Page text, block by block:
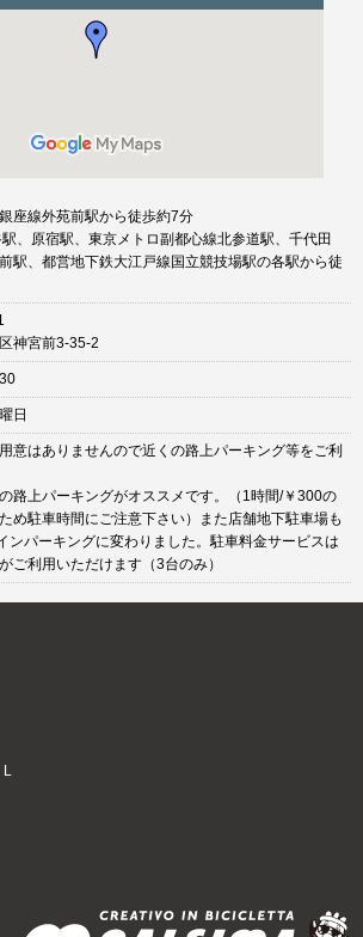
座線外苑前駅から徒歩約7分
、原宿駅、東京メトロ副都心線北参道駅、千代田
駅、都営地下鉄大江戸線国立競技場駅の各駅から徒
神宮前3-35-2
日
意はありませんので近くの路上パーキング等をご利
路上パーキングがオススメです。（1時間/￥300の
め駐車時間にご注意下さい）また店舗地下駐車場も
ンパーキングに変わりました。駐車料金サービスは
ご利用いただけます（3台のみ）